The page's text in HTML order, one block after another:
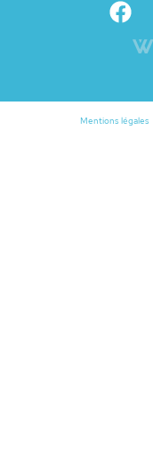
Mentions légales